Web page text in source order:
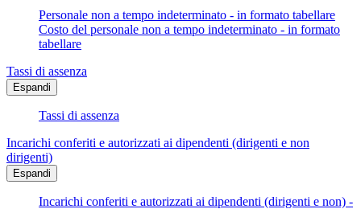
Personale non a tempo indeterminato - in formato tabellare
Costo del personale non a tempo indeterminato - in formato
tabellare
Tassi di assenza
Espandi
Tassi di assenza
Incarichi conferiti e autorizzati ai dipendenti (dirigenti e non
dirigenti)
Espandi
Incarichi conferiti e autorizzati ai dipendenti (dirigenti e non) -